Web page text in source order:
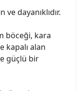
dayanıklıdır.
böceği, kara
kapalı alan
güçlü bir